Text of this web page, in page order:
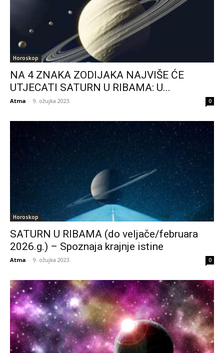
Horoskop
NA 4 ZNAKA ZODIJAKA NAJVIŠE ĆE
UTJECATI SATURN U RIBAMA: U...
Atma - 9. ožujka 2023. 0
Horoskop
SATURN U RIBAMA (do veljače/februara
2026.g.) – Spoznaja krajnje istine
Atma - 9. ožujka 2023. 0